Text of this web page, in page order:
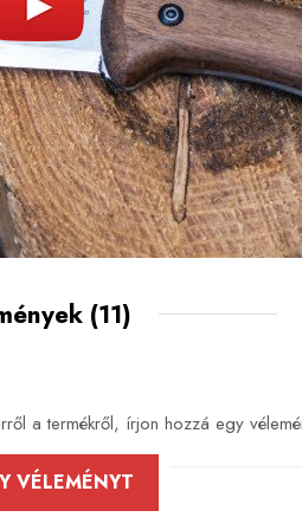
(11)
a termékről, írjon hozzá egy
VÉLEMÉNYT